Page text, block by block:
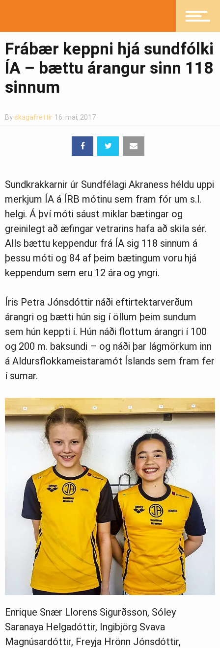
Pistlar
Frábær keppni hjá sundfólki
ÍA – bættu árangur sinn 118
sinnum
By skagafrettir 16. maí, 2017
Sundkrakkarnir úr Sundfélagi Akraness héldu uppi
merkjum ÍA á ÍRB mótinu sem fram fór um s.l.
helgi. Á því móti sáust miklar bætingar og
greinilegt að æfingar vetrarins hafa að skila sér.
Alls bættu keppendur frá ÍA sig 118 sinnum á
þessu móti og 84 af þeim bætingum voru hjá
keppendum sem eru 12 ára og yngri.
Íris Petra Jónsdóttir náði eftirtektarverðum
árangri og bætti hún sig í öllum þeim sundum
sem hún keppti í. Hún náði flottum árangri í 100
og 200 m. baksundi – og náði þar lágmörkum inn
á Aldursflokkameistaramót Íslands sem fram fer
í sumar.
Enrique Snær Llorens Sigurðsson, Sóley
Saranaya Helgadóttir, Ingibjörg Svava
Magnúsardóttir, Freyja Hrönn Jónsdóttir,